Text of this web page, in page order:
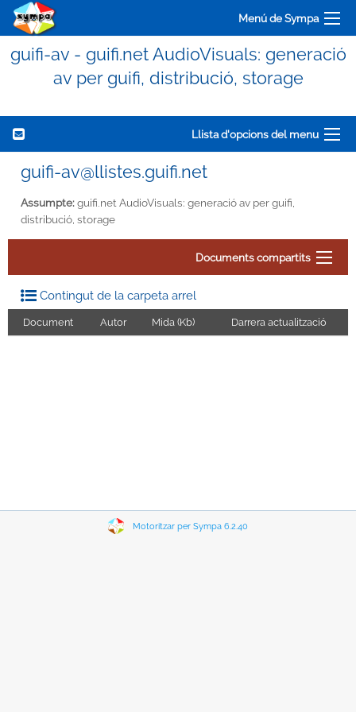
Menú de Sympa
guifi-av - guifi.net AudioVisuals: generació
av per guifi, distribució, storage
Llista d'opcions del menu
guifi-av@llistes.guifi.net
Assumpte:guifi.net AudioVisuals: generació av per guifi,
distribució, storage
Documents compartits
Contingut de la carpeta arrel
Document Autor Mida (Kb) Darrera actualització
Motoritzar per Sympa 6.2.40